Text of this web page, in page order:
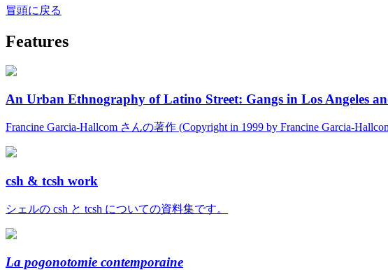
冒頭に戻る
Features
An Urban Ethnography of Latino Street: Gangs in Los Angeles
Francine Garcia-Hallcom さんの著作 (Copyright in 1999 by Francine Garcia-
csh & tcsh work
シェルの csh と tcsh についての資料集です。
La pogonotomie contemporaine